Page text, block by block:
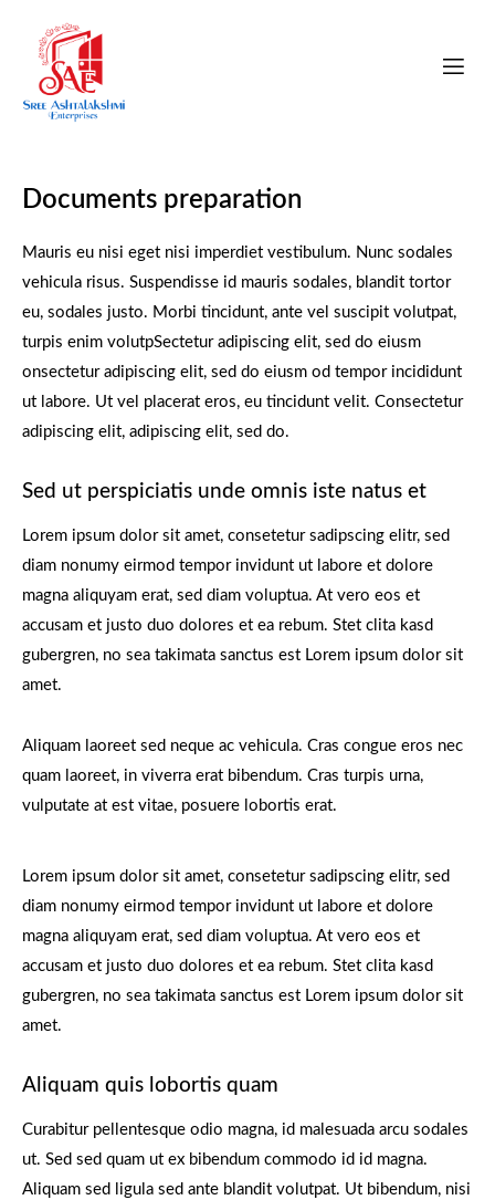
Documents preparation
Mauris eu nisi eget nisi imperdiet vestibulum. Nunc sodales
vehicula risus. Suspendisse id mauris sodales, blandit tortor
eu, sodales justo. Morbi tincidunt, ante vel suscipit volutpat,
turpis enim volutpSectetur adipiscing elit, sed do eiusm
onsectetur adipiscing elit, sed do eiusm od tempor incididunt
ut labore. Ut vel placerat eros, eu tincidunt velit. Consectetur
adipiscing elit, adipiscing elit, sed do.
Sed ut perspiciatis unde omnis iste natus et
Lorem ipsum dolor sit amet, consetetur sadipscing elitr, sed
diam nonumy eirmod tempor invidunt ut labore et dolore
magna aliquyam erat, sed diam voluptua. At vero eos et
accusam et justo duo dolores et ea rebum. Stet clita kasd
gubergren, no sea takimata sanctus est Lorem ipsum dolor sit
amet.
Aliquam laoreet sed neque ac vehicula. Cras congue eros nec
quam laoreet, in viverra erat bibendum. Cras turpis urna,
vulputate at est vitae, posuere lobortis erat.
Lorem ipsum dolor sit amet, consetetur sadipscing elitr, sed
diam nonumy eirmod tempor invidunt ut labore et dolore
magna aliquyam erat, sed diam voluptua. At vero eos et
accusam et justo duo dolores et ea rebum. Stet clita kasd
gubergren, no sea takimata sanctus est Lorem ipsum dolor sit
amet.
Aliquam quis lobortis quam
Curabitur pellentesque odio magna, id malesuada arcu sodales
ut. Sed sed quam ut ex bibendum commodo id id magna.
Aliquam sed ligula sed ante blandit volutpat. Ut bibendum, nisi